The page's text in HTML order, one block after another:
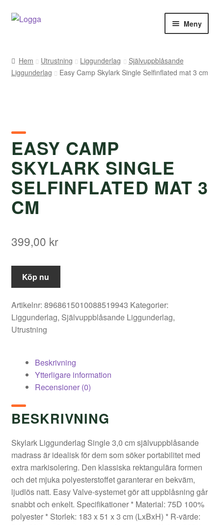
Hoppa
Hoppa
Meny
Kontakt
Varumärken
Väljare
Hem Utrustning Liggunderlag
Självuppblåsande
Liggunderlag
Easy Camp Skylark Single Selfinflated mat 3 cm
EASY CAMP
SKYLARK SINGLE
SELFINFLATED MAT 3
CM
399,00 kr
Köp nu
Artikelnr: 8968615010088519943 Kategorier:
Liggunderlag, Självuppblåsande Liggunderlag,
Utrustning
Beskrivning
Ytterligare information
Recensioner (0)
BESKRIVNING
Skylark Liggunderlag Single 3,0 cm självuppblåsande
madrass är idealisk för dem som söker portabilitet med
extra markisolering. Den klassiska rektangulära formen
och det mjuka polyesterstoffet garanterar en bekväm,
ljudlös natt. Easy Valve-systemet gör att uppblåsning går
snabbt och enkelt. Specifikationer * Material: 75D 100%
polyester * Storlek: 183 x 51 x 3 cm (LxBxH) * R-värde: